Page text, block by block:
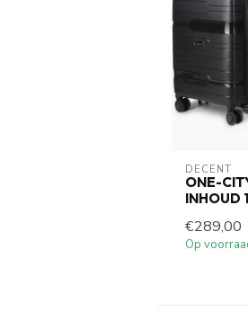
DECENT
ONE-
INHOUD
€289,00
Op